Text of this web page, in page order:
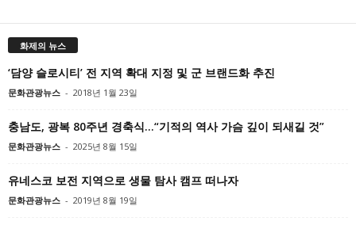
화제의 뉴스
‘담양 슬로시티’ 전 지역 확대 지정 및 군 브랜드화 추진
문화관광뉴스 - 2018년 1월 23일
충남도, 광복 80주년 경축식…“기적의 역사 가슴 깊이 되새길 것”
문화관광뉴스 - 2025년 8월 15일
유네스코 보전 지역으로 생물 탐사 캠프 떠나자
문화관광뉴스 - 2019년 8월 19일